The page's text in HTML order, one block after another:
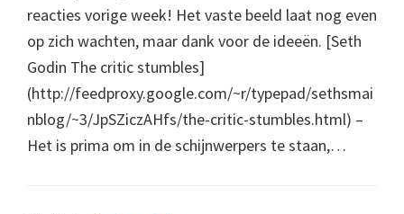
reacties vorige week! Het vaste beeld laat nog even
op zich wachten, maar dank voor de ideeën. [Seth
Godin The critic stumbles]
(http://feedproxy.google.com/~r/typepad/sethsmai
nblog/~3/JpSZiczAHfs/the-critic-stumbles.html) –
Het is prima om in de schijnwerpers te staan,…